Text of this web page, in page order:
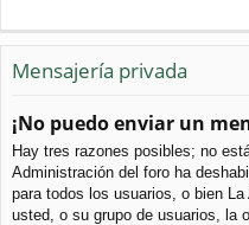
Mensajería privada
¡No puedo enviar un
Hay tres razones posibles; no
Administración del foro ha
para todos los usuarios, o bien
usted, o su grupo de usuarios, la